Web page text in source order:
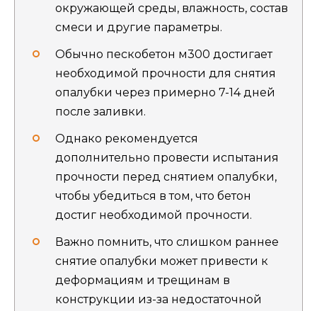
окружающей среды, влажность, состав
смеси и другие параметры.
Обычно пескобетон м300 достигает
необходимой прочности для снятия
опалубки через примерно 7-14 дней
после заливки.
Однако рекомендуется
дополнительно провести испытания
прочности перед снятием опалубки,
чтобы убедиться в том, что бетон
достиг необходимой прочности.
Важно помнить, что слишком раннее
снятие опалубки может привести к
деформациям и трещинам в
конструкции из-за недостаточной